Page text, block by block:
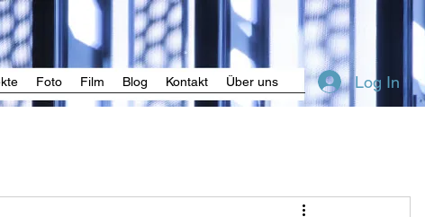
Log In
Foto Film Blog Kontakt Über uns